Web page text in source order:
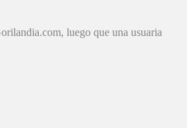
luego que una usuaria